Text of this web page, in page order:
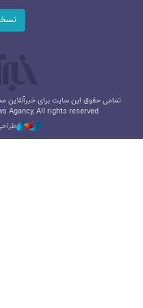
تمامی حقوق این سایت برای خبرآنلاین
Agancy, All rights reserved